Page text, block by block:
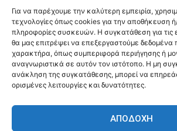
Για να παρέχουμε την καλύτερη εμπειρία,
τεχνολογίες όπως cookies για την αποθήκευση
πληροφορίες συσκευών. Η συγκατάθεση για τις
θα μας επιτρέψει να επεξεργαστούμε δεδομένα
χαρακτήρα, όπως συμπεριφορά περιήγησης ή
αναγνωριστικά σε αυτόν τον ιστότοπο. Η μη
ανάκληση της συγκατάθεσης, μπορεί να
ορισμένες λειτουργίες και δυνατότητες.
ΑΠΟΔΟΧΉ
Πολιτική Απορρήτου
ΕΠΙΚΟΙΝΩΝΙΑ